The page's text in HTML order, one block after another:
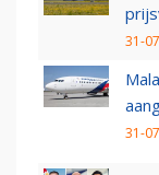
31-
31-